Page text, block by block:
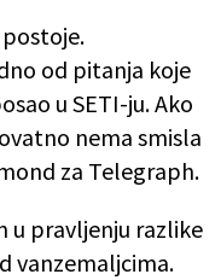
od pitanja koje
u SETI-ju. Ako
nema smisla
za Telegraph.
u pravljenju razlike
vanzemaljcima.